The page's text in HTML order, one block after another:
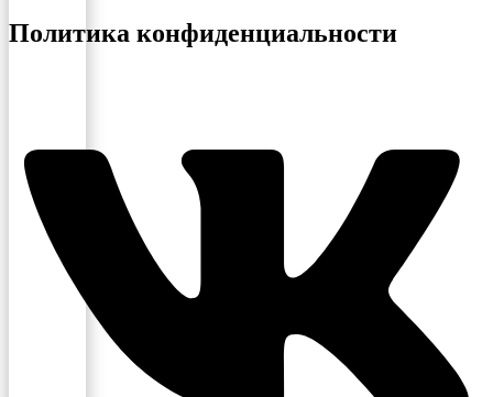
Политика конфиденциальности